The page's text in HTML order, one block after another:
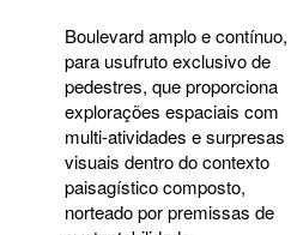
Boulevard amplo e contínuo,
para usufruto exclusivo de
pedestres, que proporciona
explorações espaciais com
multi-atividades e surpresas
visuais dentro do contexto
paisagístico composto,
norteado por premissas de